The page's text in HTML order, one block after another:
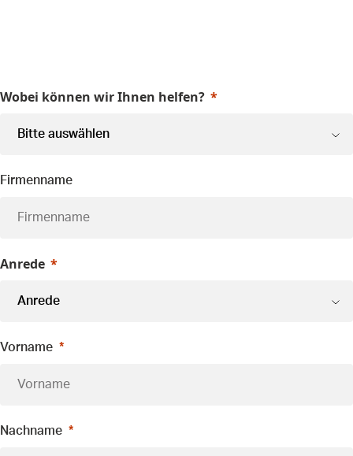
Wobei können wir Ihnen helfen?
Firmenname
Anrede
Vorname
Nachname